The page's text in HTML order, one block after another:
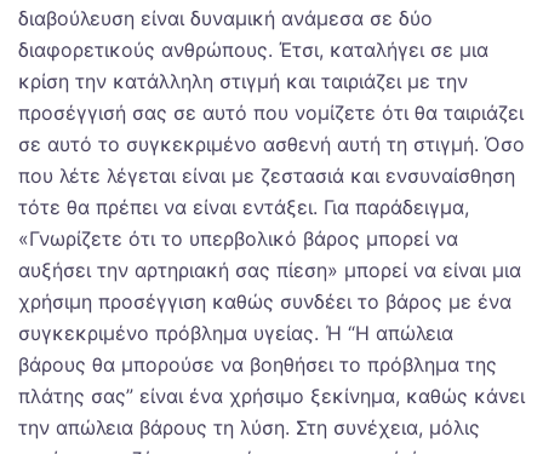
διαβούλευση είναι δυναμική ανάμεσα σε δύο
διαφορετικούς ανθρώπους. Έτσι, καταλήγει σε μια
κρίση την κατάλληλη στιγμή και ταιριάζει με την
προσέγγισή σας σε αυτό που νομίζετε ότι θα ταιριάζει
σε αυτό το συγκεκριμένο ασθενή αυτή τη στιγμή. Όσο
που λέτε λέγεται είναι με ζεστασιά και ενσυναίσθηση
τότε θα πρέπει να είναι εντάξει. Για παράδειγμα,
«Γνωρίζετε ότι το υπερβολικό βάρος μπορεί να
αυξήσει την αρτηριακή σας πίεση» μπορεί να είναι μια
χρήσιμη προσέγγιση καθώς συνδέει το βάρος με ένα
συγκεκριμένο πρόβλημα υγείας. Ή “Η απώλεια
βάρους θα μπορούσε να βοηθήσει το πρόβλημα της
πλάτης σας” είναι ένα χρήσιμο ξεκίνημα, καθώς κάνει
την απώλεια βάρους τη λύση. Στη συνέχεια, μόλις